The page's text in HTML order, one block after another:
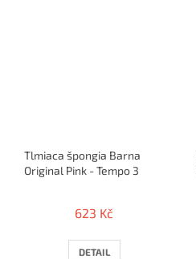
Tlmiaca špongia Barna
Original Pink - Tempo 3
623 Kč
DETAIL